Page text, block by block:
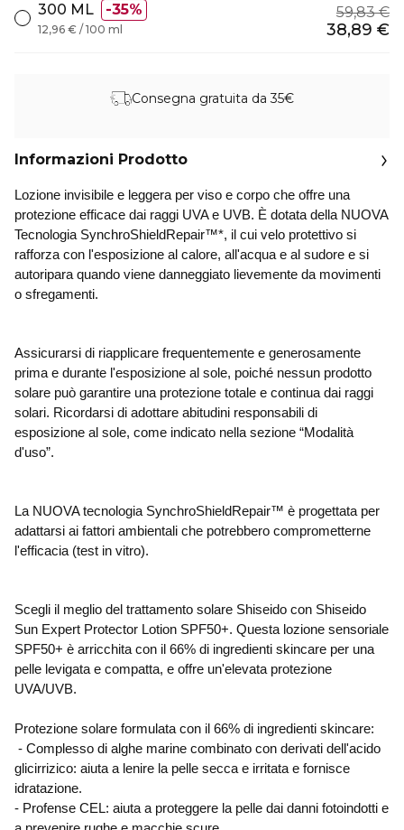
300 ML 35% 59,83 €
38,89 €
12,96 € / 100 ml
Consegna gratuita da 35€
Informazioni Prodotto
Lozione invisibile e leggera per viso e corpo che offre una
protezione efficace dai raggi UVA e UVB. È dotata della NUOVA
Tecnologia SynchroShieldRepair™*, il cui velo protettivo si
rafforza con l'esposizione al calore, all'acqua e al sudore e si
autoripara quando viene danneggiato lievemente da movimenti
o sfregamenti.
Assicurarsi di riapplicare frequentemente e generosamente
prima e durante l'esposizione al sole, poiché nessun prodotto
solare può garantire una protezione totale e continua dai raggi
solari. Ricordarsi di adottare abitudini responsabili di
esposizione al sole, come indicato nella sezione “Modalità
d'uso”.
La NUOVA tecnologia SynchroShieldRepair™ è progettata per
adattarsi ai fattori ambientali che potrebbero comprometterne
l'efficacia (test in vitro).
Scegli il meglio del trattamento solare Shiseido con Shiseido
Sun Expert Protector Lotion SPF50+. Questa lozione sensoriale
SPF50+ è arricchita con il 66% di ingredienti skincare per una
pelle levigata e compatta, e offre un'elevata protezione
UVA/UVB.
Protezione solare formulata con il 66% di ingredienti skincare:
- Complesso di alghe marine combinato con derivati dell'acido
glicirrizico: aiuta a lenire la pelle secca e irritata e fornisce
idratazione.
- Profense CEL: aiuta a proteggere la pelle dai danni fotoindotti e